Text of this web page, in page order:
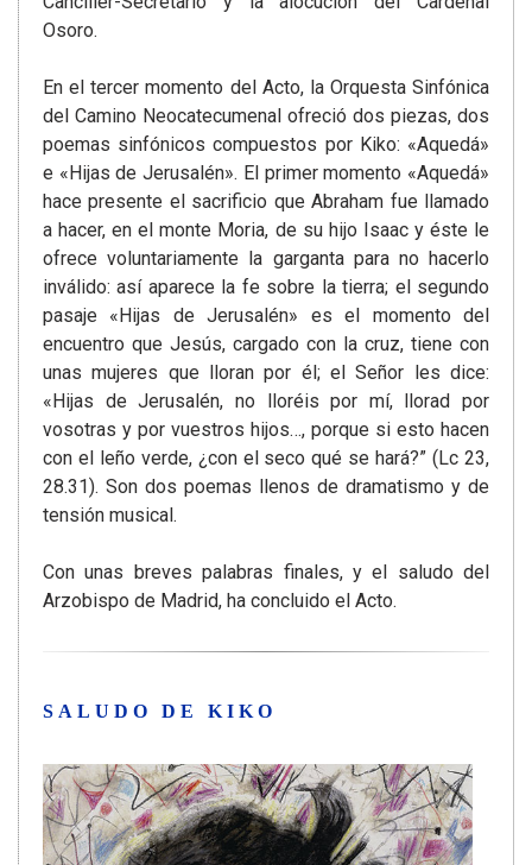
Osoro.
En el tercer momento del Acto, la Orquesta Sinfónica
del Camino Neocatecumenal ofreció dos piezas, dos
poemas sinfónicos compuestos por Kiko: «Aquedá»
e «Hijas de Jerusalén». El primer momento «Aquedá»
hace presente el sacrificio que Abraham fue llamado
a hacer, en el monte Moria, de su hijo Isaac y éste le
ofrece voluntariamente la garganta para no hacerlo
inválido: así aparece la fe sobre la tierra; el segundo
pasaje «Hijas de Jerusalén» es el momento del
encuentro que Jesús, cargado con la cruz, tiene con
unas mujeres que lloran por él; el Señor les dice:
«Hijas de Jerusalén, no lloréis por mí, llorad por
vosotras y por vuestros hijos…, porque si esto hacen
con el leño verde, ¿con el seco qué se hará?” (Lc 23,
28.31). Son dos poemas llenos de dramatismo y de
tensión musical.
Con unas breves palabras finales, y el saludo del
Arzobispo de Madrid, ha concluido el Acto.
SALUDO DE KIKO